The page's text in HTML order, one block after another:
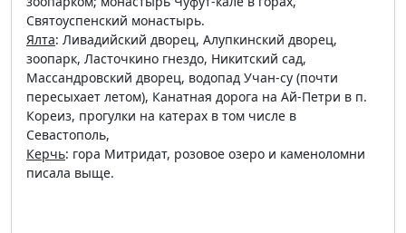
Святоуспенский монастырь.
Ялта: Ливадийский дворец, Алупкинский дворец,
зоопарк, Ласточкино гнездо, Никитский сад,
Массандровский дворец, водопад Учан-су (почти
пересыхает летом), Канатная дорога на Ай-Петри в п.
Кореиз, прогулки на катерах в том числе в
Севастополь,
Керчь: гора Митридат, розовое озеро и каменоломни
писала выще.